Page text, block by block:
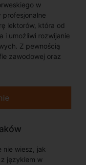
w
profesjonalne
lektorów, która od
i umożliwi rozwijanie
Z pewnością
zawodowej oraz
nie wiesz, jak
językiem w